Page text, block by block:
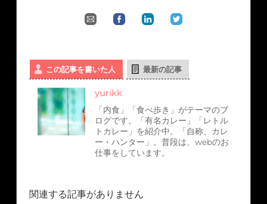
この記事を書いた人 最新の記事
yurikk
「内食」「食べ歩き」がテーマのブ
ログです。「有名カレー」「レトル
トカレー」を紹介中。「自称、カレ
ー・ハンター」。普段は、webのお
仕事をしています。
関連する記事がありません